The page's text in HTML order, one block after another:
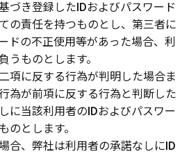
づき登録したIDおよびパスワード
の責任を持つものとし、第三者に
ドの不正使用等があった場合、利
うものとします。
項に反する行為が判明した場合ま
為が前項に反する行為と判断した
に当該利用者のIDおよびパスワー
のとします。
合、弊社は利用者の承諾なしにID